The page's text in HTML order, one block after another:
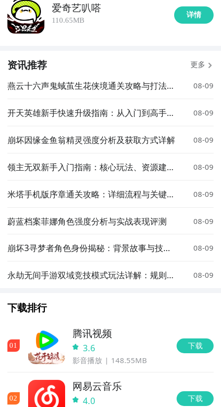
爱奇艺叭嗒
110.65MB
详情
资讯推荐 更多
燕云十六声鬼蜮茧生花侠境通关攻略与打法详
08-09
开天英雄新手快速升级指南：从入门到高手的
08-09
崩坏因缘金鱼翁精灵强度分析及获取方式详解 08-09
领主无双新手入门指南：核心玩法、资源建设
08-09
米塔手机版序章通关攻略：详细流程与关键技
08-09
蔚蓝档案菲娜角色强度分析与实战表现评测 08-09
崩坏3寻梦者角色身份揭秘：背景故事与技能
08-09
永劫无间手游双域竞技模式玩法详解：规则、
08-09
下载排行
01
腾讯视频
3.6
影音播放 148.55MB
下载
02
网易云音乐
4.0 下载